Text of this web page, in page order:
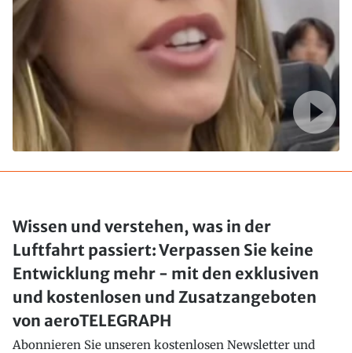
Wissen und verstehen, was in der
Luftfahrt passiert: Verpassen Sie keine
Entwicklung mehr - mit den exklusiven
und kostenlosen und Zusatzangeboten
von aeroTELEGRAPH
Abonnieren Sie unseren kostenlosen Newsletter und